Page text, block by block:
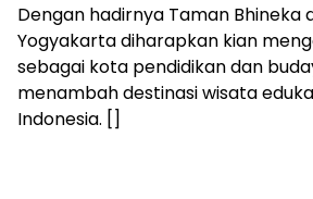
Dengan hadirnya Taman Bhineka
Yogyakarta diharapkan kian
sebagai kota pendidikan dan
menambah destinasi wisata
Indonesia. []